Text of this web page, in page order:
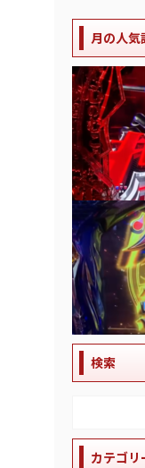
月の人気
検索
カテゴリ